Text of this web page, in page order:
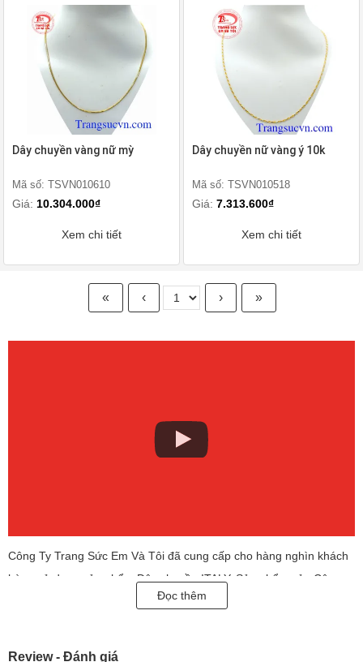
Dây chuyền vàng nữ mỳ
Mã số: TSVN010610
Giá: 10.304.000₫
Xem chi tiết
Dây chuyền nữ vàng ý 10k
Mã số: TSVN010518
Giá: 7.313.600₫
Xem chi tiết
« ‹ › »
Công Ty Trang Sức Em Và Tôi đã cung cấp cho hàng nghìn khách
hàng sử dụng sản phẩm Dây chuyền ITALY. Sản phẩm của Công
Ty Trang Sức Em Và Tôi luôn được khách hàng ưa chuộng và bình
Đọc thêm
Review - Đánh giá